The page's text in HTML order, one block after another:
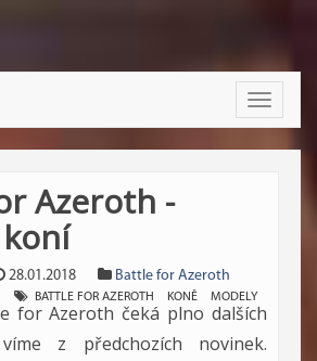
Toggle
Azeroth -
28.01.2018 Battle for Azeroth
BATTLE FOR AZEROTH KONĚ MODELY
for Azeroth čeká plno dalších
z předchozích novinek.